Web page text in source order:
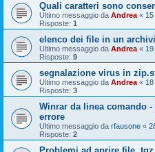
Quali caratteri sono
Ultimo messaggio da Andrea «
Risposte: 1
elenco dei file in un
Ultimo messaggio da Andrea «
Risposte: 9
segnalazione virus in
Ultimo messaggio da Andrea «
Risposte: 3
Winrar da linea comando
errore
Ultimo messaggio da rfausone «
Risposte: 2